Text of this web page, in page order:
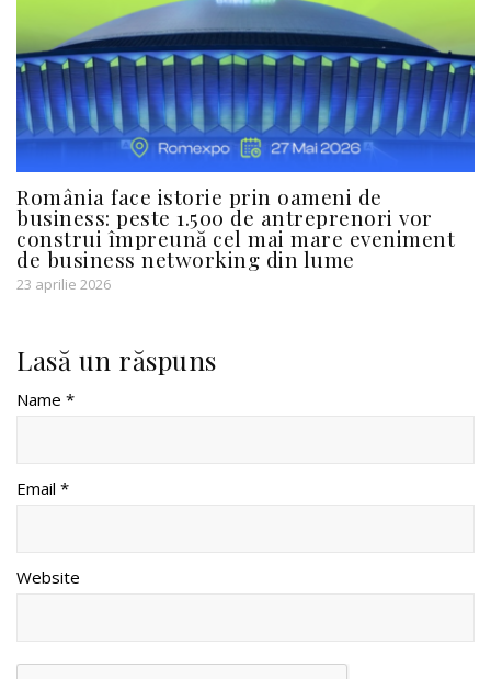
România face istorie prin oameni de
business: peste 1.500 de antreprenori vor
construi împreună cel mai mare eveniment
de business networking din lume
23 aprilie 2026
Lasă un răspuns
Name *
Email *
Website